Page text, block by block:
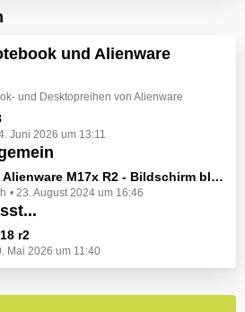
und Alienware
und Desktopreihen von Alienware
Juni 2026 um 13:11
M17x R2 - Bildschirm bleibt schwarz beim Start
23. August 2024 um 16:46
r2
Mai 2026 um 11:40